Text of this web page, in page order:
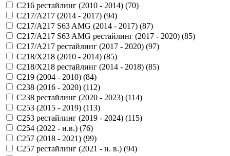
C216 рестайлинг (2010 - 2014) (70)
C217/A217 (2014 - 2017) (94)
C217/A217 S63 AMG (2014 - 2017) (87)
C217/A217 S63 AMG рестайлинг (2017 - 2020) (85)
C217/A217 рестайлинг (2017 - 2020) (97)
C218/X218 (2010 - 2014) (85)
C218/X218 рестайлинг (2014 - 2018) (85)
C219 (2004 - 2010) (84)
C238 (2016 - 2020) (112)
C238 рестайлинг (2020 - 2023) (114)
C253 (2015 - 2019) (113)
C253 рестайлинг (2019 - 2024) (115)
C254 (2022 - н.в.) (76)
C257 (2018 - 2021) (99)
C257 рестайлинг (2021 - н. в.) (94)